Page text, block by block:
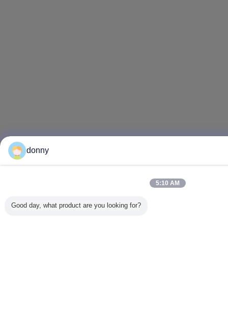
donny
5:10 AM
Good day, what product are you looking for?